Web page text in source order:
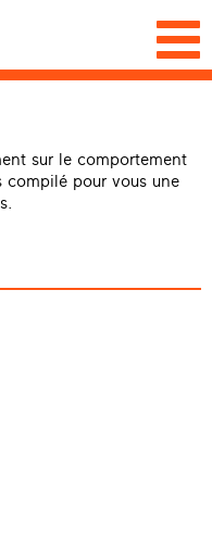
sur le comportement
compilé pour vous une